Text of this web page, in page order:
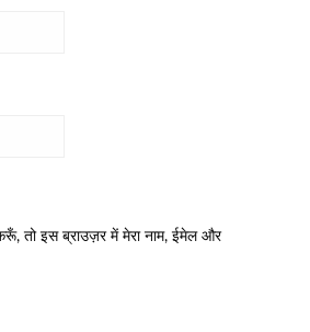
तो इस ब्राउज़र में मेरा नाम, ईमेल और